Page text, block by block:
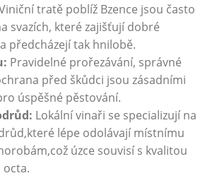
‌tratě​ poblíž Bzence‍ jsou ⁤často
​svazích,‍ které zajišťují dobré
předcházejí tak ⁤hnilobě.
Pravidelné ‍prořezávání,⁢ správné
před škůdci ⁢jsou zásadními
úspěšné pěstování.
⁤Lokální vinaři​ se specializují ⁤na
lépe odolávají místnímu‍
úzce souvisí s kvalitou
octa.